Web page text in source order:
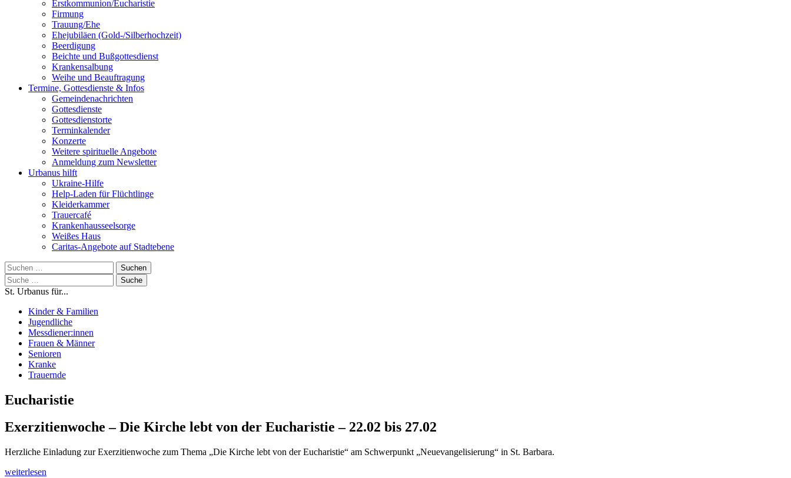
Erstkommunion/Eucharistie
Firmung
Trauung/Ehe
Ehejubiläen (Gold-/Silberhochzeit)
Beerdigung
Beichte und Bußgottesdienst
Krankensalbung
Weihe und Beauftragung
Termine, Gottesdienste & Infos
Gemeindenachrichten
Gottesdienste
Gottesdienstorte
Terminkalender
Konzerte
Weitere spirituelle Angebote
Anmeldung zum Newsletter
Urbanus hilft
Ukraine-Hilfe
Help-Laden für Flüchtlinge
Kleiderkammer
Trauercafé
Krankenhausseelsorge
Weißes Haus
Caritas-Angebote auf Stadtebene
Suchen
nach:
Suche
nach:
St. Urbanus für...
Kinder & Familien
Jugendliche
Messdiener:innen
Frauen & Männer
Senioren
Kranke
Trauernde
Eucharistie
Exerzitienwoche – Die Kirche lebt von der Eucharistie – 22.02 bis 27.02
Herzliche Einladung zur Exerzitienwoche zum Thema „Die Kirche lebt von der Eucharistie“ am Schwerpunkt „Neuevangelisierung“ in St. Barbara.
weiterlesen